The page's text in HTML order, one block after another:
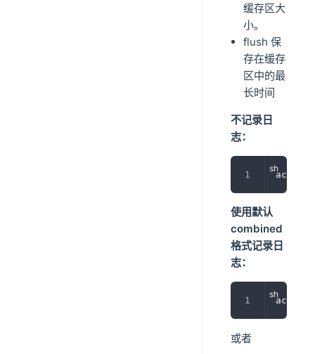
缓存区大
小。
flush 保
存在缓存
区中的最
长时间
不记录日
志：
使用默认
combined
格式记录日
志：
或者